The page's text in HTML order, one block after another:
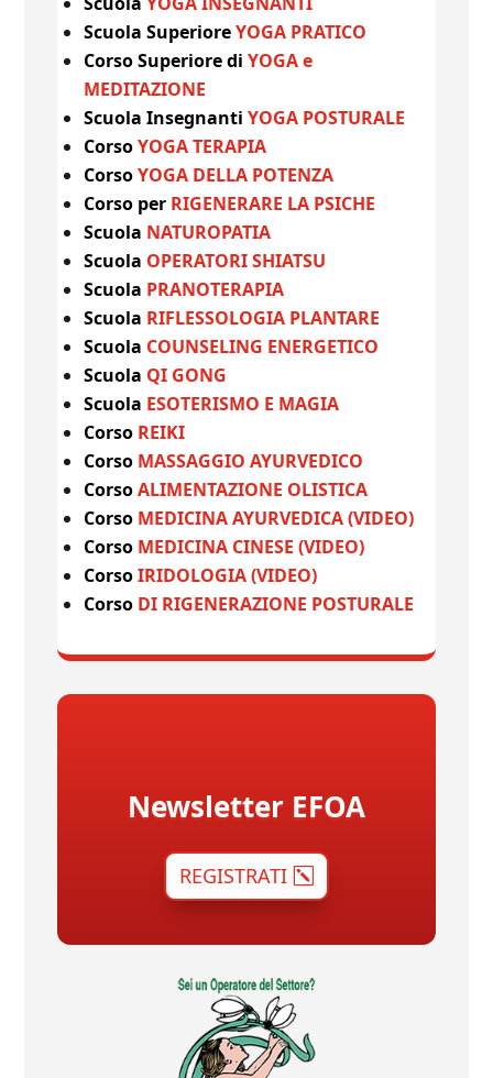
Scuola SuperioreYOGA PRATICO
Corso Superiore diYOGA e
MEDITAZIONE
Scuola Insegnanti YOGA POSTURALE
CorsoYOGA TERAPIA
CorsoYOGA DELLA POTENZA
Corso per RIGENERARE LA PSICHE
Scuola NATUROPATIA
Scuola OPERATORI SHIATSU
Scuola PRANOTERAPIA
Scuola RIFLESSOLOGIA PLANTARE
Scuola COUNSELING ENERGETICO
Scuola QI GONG
Scuola ESOTERISMO E MAGIA
Corso REIKI
Corso MASSAGGIO AYURVEDICO
CorsoALIMENTAZIONE OLISTICA
Corso MEDICINA AYURVEDICA (VIDEO)
Corso MEDICINA CINESE (VIDEO)
CorsoIRIDOLOGIA (VIDEO)
Corso DI RIGENERAZIONE POSTURALE
Newsletter EFOA
REGISTRATI